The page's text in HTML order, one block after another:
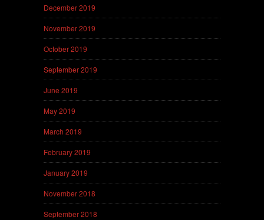
December 2019
November 2019
October 2019
September 2019
June 2019
May 2019
March 2019
February 2019
January 2019
November 2018
September 2018